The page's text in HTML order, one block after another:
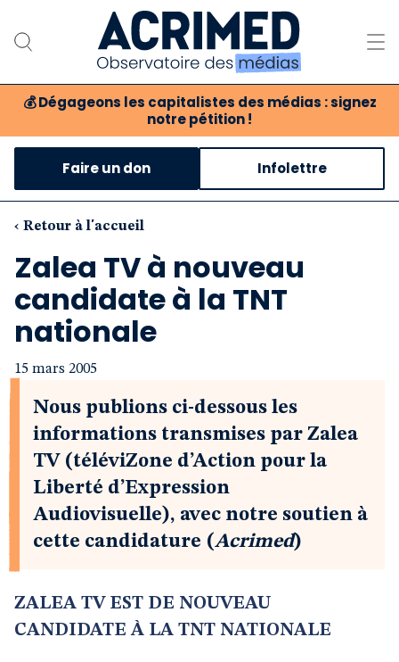
💰 Dégageons les capitalistes des médias : signez
notre pétition !
Notre association
Notre critique des médias
Nos propositions
Notre revue
Boutique
Faire un don Infolettre
‹ Retour à l'accueil
Zalea TV à nouveau
candidate à la TNT
nationale
15 mars 2005
Nous publions ci-dessous les
informations transmises par Zalea
TV (téléviZone d’Action pour la
Liberté d’Expression
Audiovisuelle), avec notre soutien à
cette candidature (Acrimed)
ZALEA TV EST DE NOUVEAU
CANDIDATE À LA TNT NATIONALE